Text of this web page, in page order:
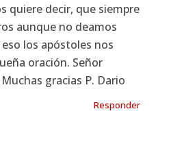
quiere decir, que siempre
aunque no deamos
los apóstoles nos
oración. Señor
gracias P. Dario
Responder